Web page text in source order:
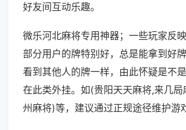
好友间互动乐趣。
微乐河北麻将专用神器；一些玩家反
部分用户的牌特别好，总是能拿到好
看到其他人的牌一样，由此怀疑是不
在此类外挂。如(贵阳天天麻将,来几局
州麻将)等，建议通过正规途径维护游